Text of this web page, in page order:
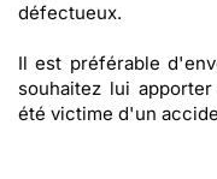
défectueux.
Il est préférable
souhaitez lui
été victime d'un